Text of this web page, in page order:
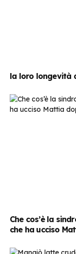
la loro longevità
Che cos’è la
che ha ucciso